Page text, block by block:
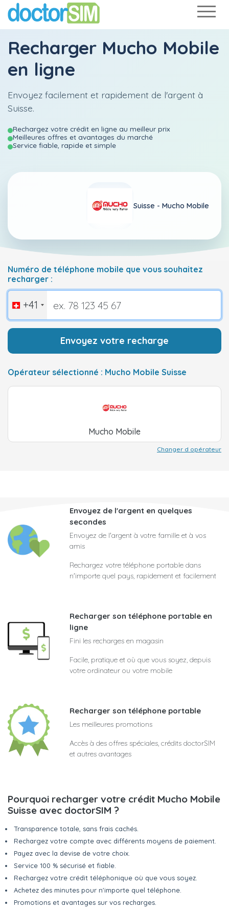
Recharger Mucho Mobile
en ligne
Envoyez facilement et rapidement de l'argent à
Suisse.
Rechargez votre crédit en ligne au meilleur prix
Meilleures offres et avantages du marché
Service fiable, rapide et simple
Suisse - Mucho Mobile
Numéro de téléphone mobile que vous souhaitez
recharger :
+41
Envoyez votre recharge
Opérateur sélectionné : Mucho Mobile Suisse
Mucho Mobile
Changer d opérateur
Envoyez de l'argent en quelques
secondes
Envoyez de l'argent à votre famille et à vos
amis
Rechargez votre téléphone portable dans
n'importe quel pays, rapidement et facilement
Recharger son téléphone portable en
ligne
Fini les recharges en magasin
Facile, pratique et où que vous soyez, depuis
votre ordinateur ou votre mobile
Recharger son téléphone portable
Les meilleures promotions
Accès à des offres spéciales, crédits doctorSIM
et autres avantages
Pourquoi recharger votre crédit Mucho Mobile
Suisse avec doctorSIM ?
Transparence totale, sans frais cachés.
Rechargez votre compte avec différents moyens de paiement.
Payez avec la devise de votre choix.
Service 100 % sécurisé et fiable.
Rechargez votre crédit téléphonique où que vous soyez.
Achetez des minutes pour n'importe quel téléphone.
Promotions et avantages sur vos recharges.